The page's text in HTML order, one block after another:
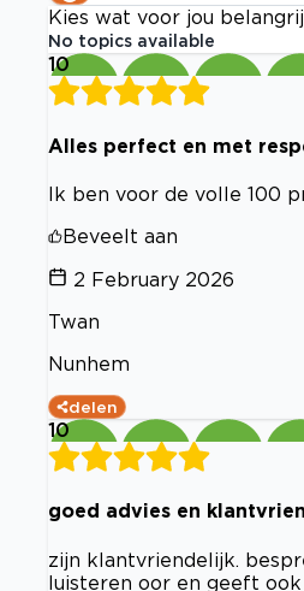
Kies wat voor jou
No topics available
10
Alles perfect en met
Ik ben voor de volle 100
Beveelt aan
2 February 2026
Twan
Nunhem
delen
10
goed advies en
zijn klantvriendelijk.
luisteren oor en geeft